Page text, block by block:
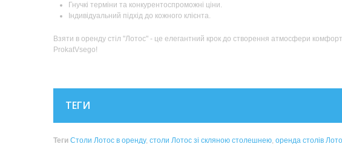
Гнучкі терміни та конкурентоспроможні ціни.
Індивідуальний підхід до кожного клієнта.
Взяти в оренду стіл "Лотос" - це елегантний крок до створення атмосфери
ProkatVsego!
ТЕГИ
Теги Столи Лотос в оренду, столи Лотос зі скляною столешнею, оренда столів